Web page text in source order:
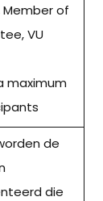
Member of
VU
maximum
de
die